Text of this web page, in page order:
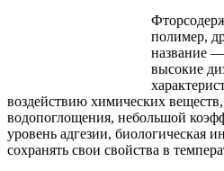
полимер,
название
высокие
воздействию химических
водопоглощения, небольшой
уровень адгезии, биологическая
сохранять свои свойства в